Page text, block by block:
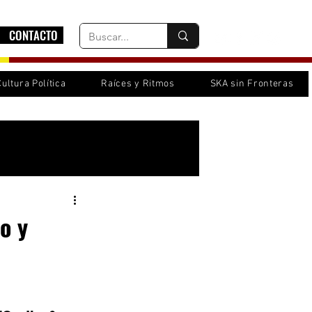
CONTACTO
Política Raíces y Ritmos SKA sin Fronteras
y